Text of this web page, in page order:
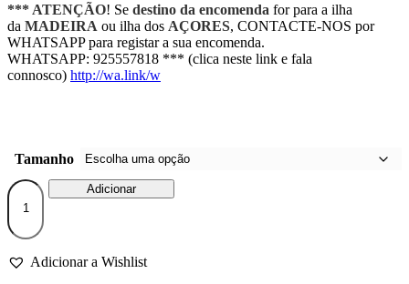
*** ATENÇÃO! Se destino da encomenda for para a ilha
da MADEIRA ou ilha dos AÇORES, CONTACTE-NOS por
WHATSAPP para registar a sua encomenda.
WHATSAPP: 925557818 *** (clica neste link e fala
connosco) http://wa.link/w
Tamanho
Quantidade
Hoodie
80%
(modelo
Adicionar
Adicionar a Wishlist